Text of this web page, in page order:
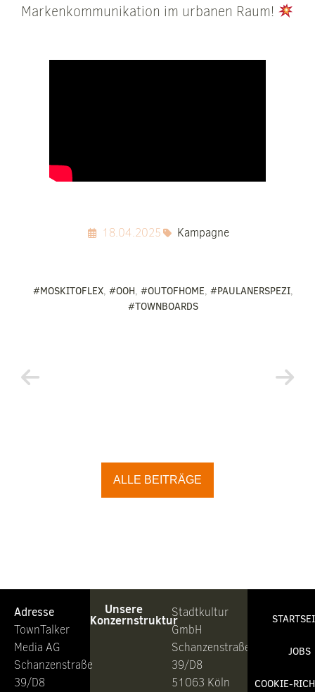
Markenkommunikation im urbanen Raum!
18.04.2025 Kampagne
#MOSKITOFLEX, #OOH, #OUTOFHOME, #PAULANERSPEZI,
#TOWNBOARDS
ALLE BEITRÄGE
Adresse
TownTalker
Media AG
Schanzenstraße
39/D8
Unsere
Konzernstruktur
Stadtkultur
GmbH
Schanzenstraße
39/D8
51063 Köln
JOBS
COOKIE-